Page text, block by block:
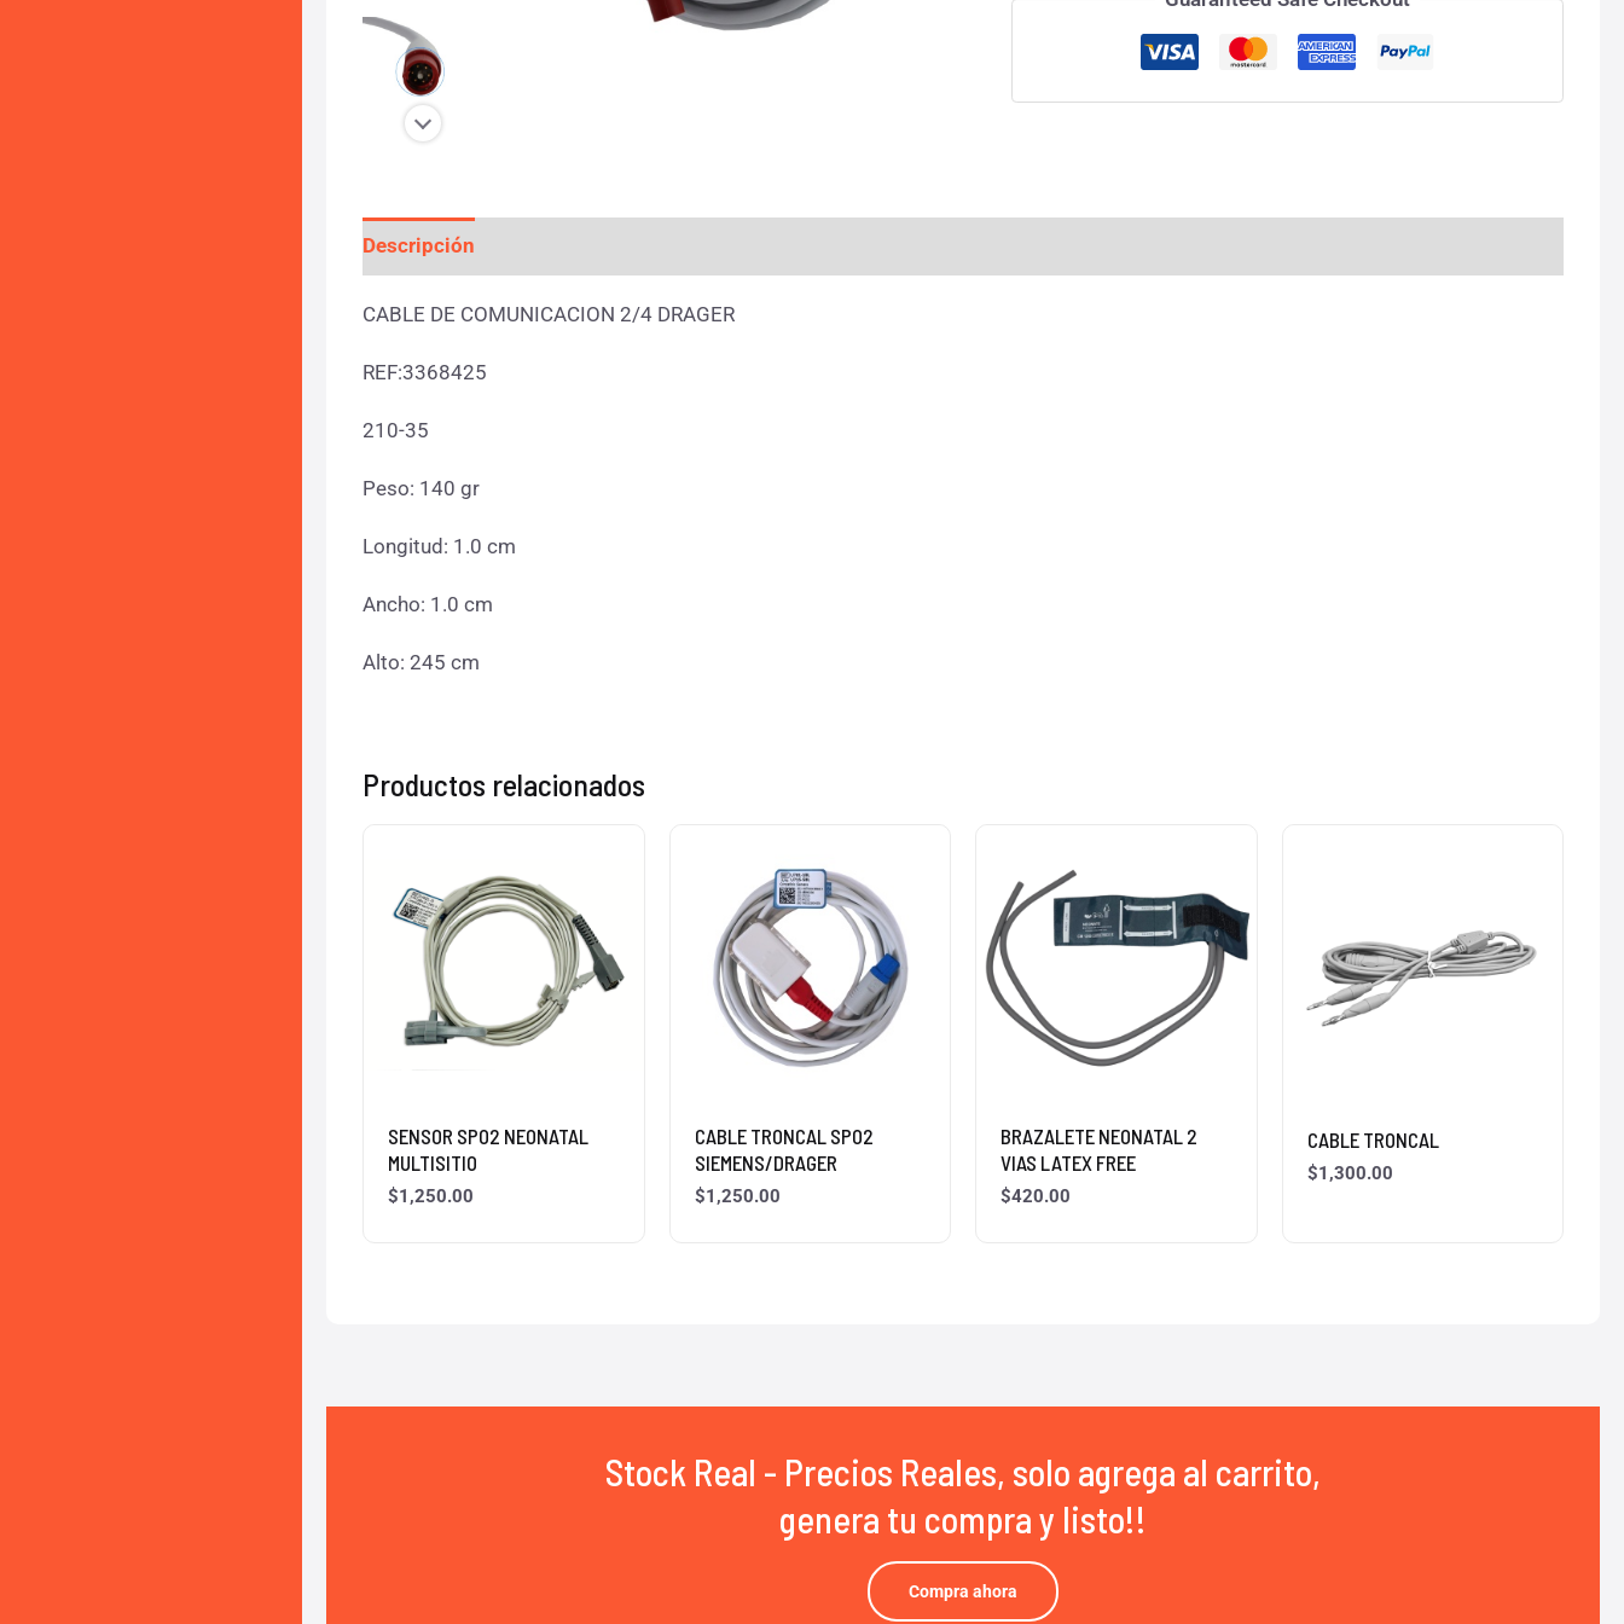
Descripción
CABLE DE COMUNICACION 2/4 DRAGER
REF:3368425
210-35
Peso: 140 gr
Longitud: 1.0 cm
Ancho: 1.0 cm
Alto: 245 cm
Productos relacionados
SENSOR SPO2 NEONATAL
MULTISITIO
$1,250.00
CABLE TRONCAL SPO2
SIEMENS/DRAGER
$1,250.00
BRAZALETE NEONATAL 2
VIAS LATEX FREE
$420.00
CABLE TRONCAL
$1,300.00
Stock Real - Precios Reales, solo agrega al carrito,
genera tu compra y listo!!
Compra ahora